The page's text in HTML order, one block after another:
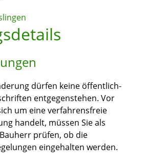
dürfen keine öffentlich-
entgegenstehen. Vor
um eine verfahrensfreie
handelt, müssen Sie als
prüfen, ob die
eingehalten werden.